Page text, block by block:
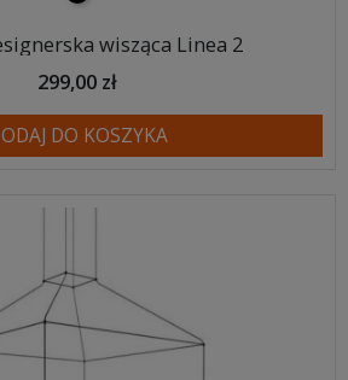
wisząca Linea 2
299,00 zł
DO KOSZYKA